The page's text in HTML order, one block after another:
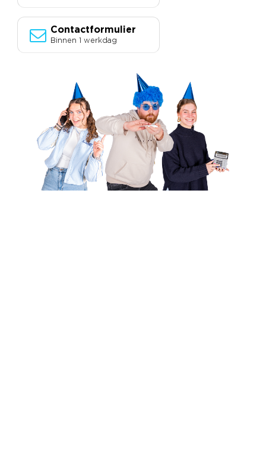
Contactformulier
Binnen 1 werkdag